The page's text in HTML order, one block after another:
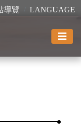
導覽 LANGUAGE